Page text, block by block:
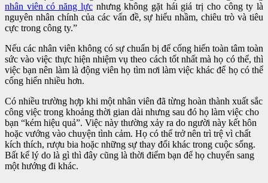
nhân viên có năng lựcnhưng không gặt hái giá trị cho công ty là
nguyên nhân chính của các vấn đề, sự hiểu nhầm, chiêu trò và tiêu
cực trong công ty.”
Nếu các nhân viên không có sự chuẩn bị để cống hiến toàn tâm toàn
sức vào việc thực hiện nhiệm vụ theo cách tốt nhất mà họ có thể, thì
việc bạn nên làm là động viên họ tìm nơi làm việc khác để họ có thể
cống hiến nhiều hơn.
Có nhiều trường hợp khi một nhân viên đã từng hoàn thành xuất sắc
công việc trong khoảng thời gian dài nhưng sau đó họ làm việc cho
bạn “kém hiệu quả”. Việc này thường xảy ra do người này kết hôn
hoặc vướng vào chuyện tình cảm. Họ có thể trở nên trì trệ vì chất
kích thích, rượu bia hoặc những sự thay đổi khác trong cuộc sống.
Bất kể lý do là gì thì đây cũng là thời điểm bạn để họ chuyển sang
một hướng đi khác.